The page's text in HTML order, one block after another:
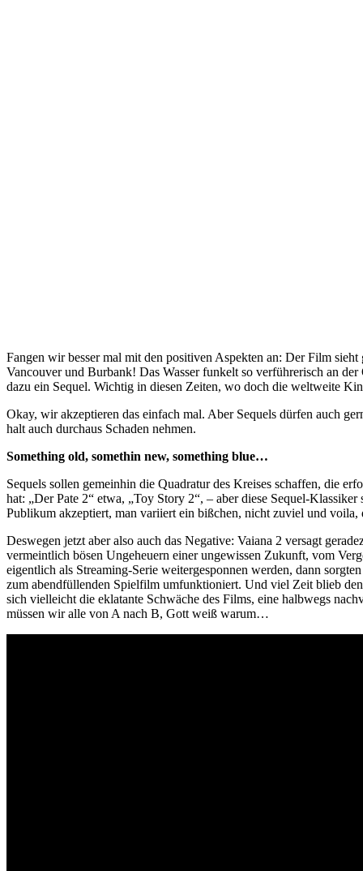
Fangen wir besser mal mit den positiven Aspekten an: Der Film
Vancouver und Burbank! Das Wasser funkelt so verführerisch an
dazu ein Sequel. Wichtig in diesen Zeiten, wo doch die weltweite
Okay, wir akzeptieren das einfach mal. Aber Sequels dürfen auch
halt auch durchaus Schaden nehmen.
Something old, somethin new, something blue…
Sequels sollen gemeinhin die Quadratur des Kreises schaffen, die
hat: „Der Pate 2“ etwa, „Toy Story 2“, – aber diese Sequel-
Publikum akzeptiert, man variiert ein bißchen, nicht zuviel und voila,
Deswegen jetzt aber also auch das Negative: Vaiana 2 versagt
vermeintlich bösen Ungeheuern einer ungewissen Zukunft, vom
eigentlich als Streaming-Serie weitergesponnen werden, dann
zum abendfüllenden Spielfilm umfunktioniert. Und viel Zeit blieb
sich vielleicht die eklatante Schwäche des Films, eine halbwegs
müssen wir alle von A nach B, Gott weiß warum…